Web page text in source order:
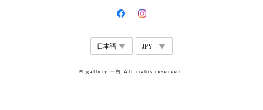
© gallery 一白 All rights reserved.